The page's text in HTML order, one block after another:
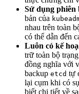
Sử dụng
bản của
nhau trên toàn
có thể dẫn đến
Luôn có kế
trữ toàn bộ
đồng nghĩa với
backup etcd tự
lại cụm khi có
biết chi tiết về